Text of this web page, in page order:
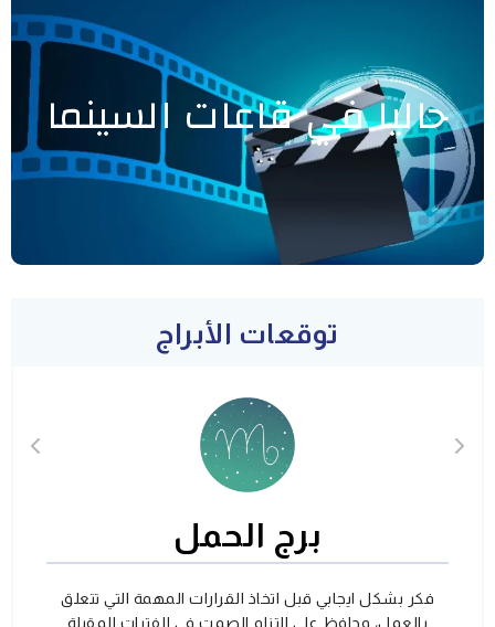
حاليا في قاعات السينما
توقعات الأبراج
برج الحمل
فكر بشكل ايجابي قبل اتخاذ القرارات المهمة التي تتعلق
بالعمل، وحافظ على التزام الصمت في الفترات المقبلة